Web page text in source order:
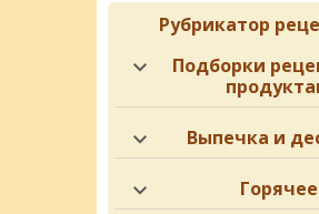
Рубрикатор
Подборки
Выпечка и
Горячее